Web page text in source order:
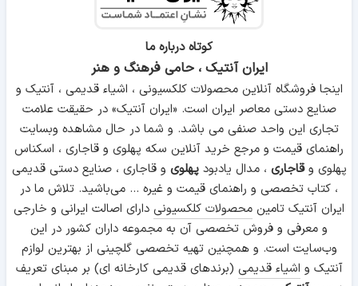
کوتاه درباره ما
ایران آنتیک ، حامی فرهنگ و هنر
اینجا فروشگاه آنلاین محصولات کلکسیونی ، اشیاء قدیمی ، آنتیک و
صنایع دستی معاصر ایران است. «ایران آنتیک» در حقیقت علامت
تجاری این واحد صنفی می باشد. و شما در حال مشاهده وبسایت
راهنمای قیمت و مرجع خرید آنلاین سکه پهلوی و قاجاری ، اسکناس
پهلوی وقاجاری ، مدال یادبودپهلوی و قاجاری ، صنایع دستی قدیمی
، کتاب تخصصی و راهنمای قیمت و غیره ... می‌باشید. تلاش ما در
ایران آنتیک تامین محصولات کلکسیونی دارای اصالت ایرانی و خارجی
و معرفی و فروش تخصصی آن به مجموعه داران کشور در این
وب‌سایت است. و همچنین تهیه تخصصی گلچینی از بهترین لوازم
آنتیک و اشیاء قدیمی (برندهای قدیمی کارخانه ای) بر مبنای تعریف